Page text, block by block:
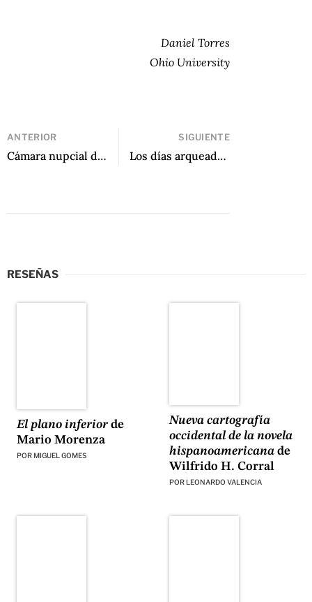
Daniel Torres
Ohio University
ANTERIOR
Cámara nupcial de Jorge Esquinca
SIGUIENTE
Los días arqueados de Luis Eduardo Barraza
RESEÑAS
El plano inferiorde
Mario Morenza
POR MIGUEL GOMES
Nueva cartografía
occidental de la novela
hispanoamericanade
Wilfrido H. Corral
POR LEONARDO VALENCIA